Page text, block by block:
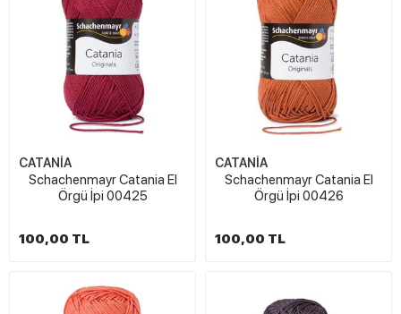
CATANİA
Schachenmayr Catania El
Örgü İpi 00425
100,00 TL
CATANİA
Schachenmayr Catania El
Örgü İpi 00426
100,00 TL